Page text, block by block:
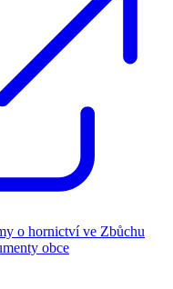
o hornictví ve Zbůchu
obce